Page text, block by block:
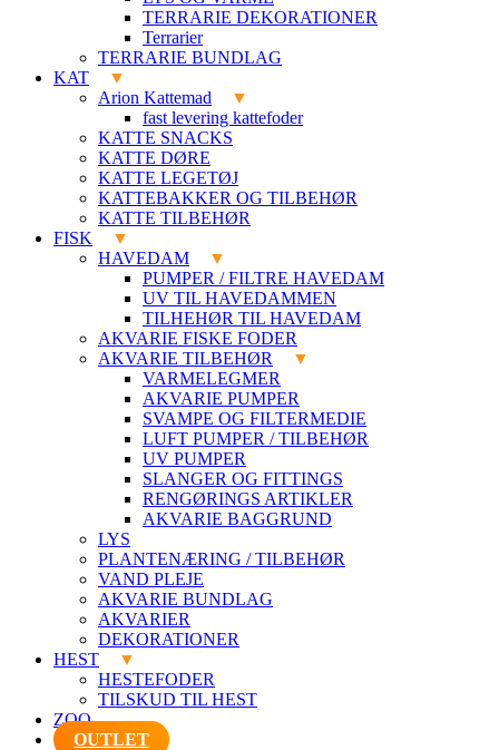
TERRARIE DEKORATIONER
Terrarier
TERRARIE BUNDLAG
KAT
Arion Kattemad
fast levering kattefoder
KATTE SNACKS
KATTE DØRE
KATTE LEGETØJ
KATTEBAKKER OG TILBEHØR
KATTE TILBEHØR
FISK
HAVEDAM
PUMPER / FILTRE HAVEDAM
UV TIL HAVEDAMMEN
TILHEHØR TIL HAVEDAM
AKVARIE FISKE FODER
AKVARIE TILBEHØR
VARMELEGMER
AKVARIE PUMPER
SVAMPE OG FILTERMEDIE
LUFT PUMPER / TILBEHØR
UV PUMPER
SLANGER OG FITTINGS
RENGØRINGS ARTIKLER
AKVARIE BAGGRUND
LYS
PLANTENÆRING / TILBEHØR
VAND PLEJE
AKVARIE BUNDLAG
AKVARIER
DEKORATIONER
HEST
HESTEFODER
TILSKUD TIL HEST
ZOO
OUTLET